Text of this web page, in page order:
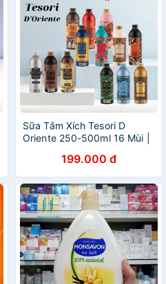
Sữa Tắm Xích Tesori D
Oriente 250-500ml 16 Mùi |
Ẩm, Sữa Tắm Lưu Hương,
Sữa Tắm Trắng Da
199.000 đ